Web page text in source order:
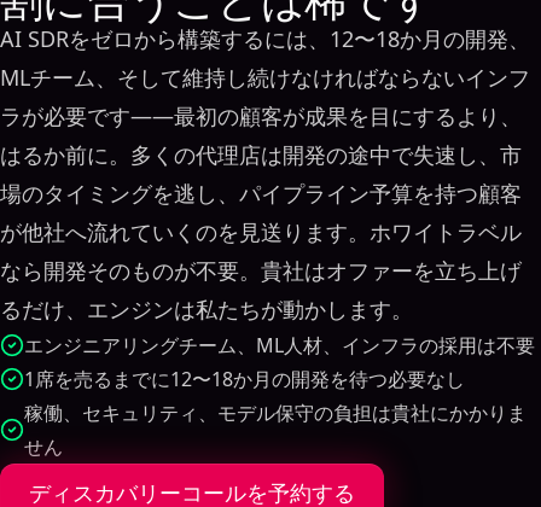
裏側で担います。
AI SDRをゼロから構築するには、12〜18か月の開発、
MLチーム、そして維持し続けなければならないインフ
ラが必要です——最初の顧客が成果を目にするより、
はるか前に。多くの代理店は開発の途中で失速し、市
場のタイミングを逃し、パイプライン予算を持つ顧客
が他社へ流れていくのを見送ります。ホワイトラベル
なら開発そのものが不要。貴社はオファーを立ち上げ
るだけ、エンジンは私たちが動かします。
エンジニアリングチーム、ML人材、インフラの採用は不要
1席を売るまでに12〜18か月の開発を待つ必要なし
稼働、セキュリティ、モデル保守の負担は貴社にかかりま
せん
ディスカバリーコールを予約する